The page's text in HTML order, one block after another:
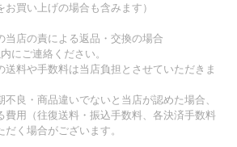
買い上げの場合も含みます）
店の責による返品・交換の場合
にご連絡ください。
送料や手数料は当店負担とさせていただきま
不良・商品違いでないと当店が認めた場合、
費用（往復送料・振込手数料、各決済手数料
く場合がございます。